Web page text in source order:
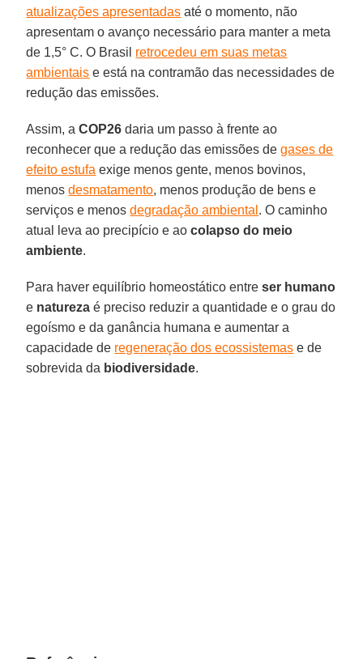
atualizações apresentadas até o momento, não
apresentam o avanço necessário para manter a meta
de 1,5° C. O Brasil retrocedeu em suas metas
ambientais e está na contramão das necessidades de
redução das emissões.
Assim, aCOP26 daria um passo à frente ao
reconhecer que a redução das emissões degases de
efeito estufa exige menos gente, menos bovinos,
menosdesmatamento, menos produção de bens e
serviços e menosdegradação ambiental . O caminho
atual leva ao precipício e aocolapso do meio
ambiente.
Para haver equilíbrio homeostático entreser humano
e natureza é preciso reduzir a quantidade e o grau do
egoísmo e da ganância humana e aumentar a
capacidade de regeneração dos ecossistemas e de
sobrevida da biodiversidade.